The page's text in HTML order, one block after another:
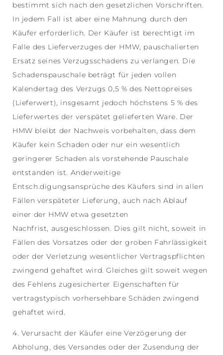
bestimmt sich nach den gesetzlichen Vorschriften.
In jedem Fall ist aber eine Mahnung durch den
Käufer erforderlich. Der Käufer ist berechtigt im
Falle des Lieferverzuges der HMW, pauschalierten
Ersatz seines Verzugsschadens zu verlangen. Die
Schadenspauschale beträgt für jeden vollen
Kalendertag des Verzugs 0,5 % des Nettopreises
(Lieferwert), insgesamt jedoch höchstens 5 % des
Lieferwertes der verspätet gelieferten Ware. Der
HMW bleibt der Nachweis vorbehalten, dass dem
Käufer kein Schaden oder nur ein wesentlich
geringerer Schaden als vorstehende Pauschale
entstanden ist. Anderweitige
Entsch.digungsansprüche des Käufers sind in allen
Fällen verspäteter Lieferung, auch nach Ablauf
einer der HMW etwa gesetzten
Nachfrist, ausgeschlossen. Dies gilt nicht, soweit in
Fällen des Vorsatzes oder der groben Fahrlässigkeit
oder der Verletzung wesentlicher Vertragspflichten
zwingend gehaftet wird. Gleiches gilt soweit wegen
des Fehlens zugesicherter Eigenschaften für
vertragstypisch vorhersehbare Schäden zwingend
gehaftet wird.
4. Verursacht der Käufer eine Verzögerung der
Abholung, des Versandes oder der Zusendung der